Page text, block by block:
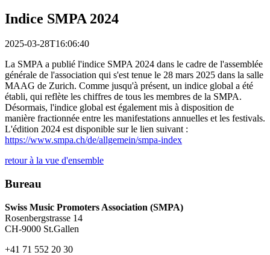
Indice SMPA 2024
2025-03-28T16:06:40
La SMPA a publié l'indice SMPA 2024 dans le cadre de l'assemblée
générale de l'association qui s'est tenue le 28 mars 2025 dans la salle
MAAG de Zurich. Comme jusqu'à présent, un indice global a été
établi, qui reflète les chiffres de tous les membres de la SMPA.
Désormais, l'indice global est également mis à disposition de
manière fractionnée entre les manifestations annuelles et les festivals.
L'édition 2024 est disponible sur le lien suivant :
https://www.smpa.ch/de/allgemein/smpa-index
retour à la vue d'ensemble
Bureau
Swiss Music Promoters Association (SMPA)
Rosenbergstrasse 14
CH-9000 St.Gallen
+41 71 552 20 30